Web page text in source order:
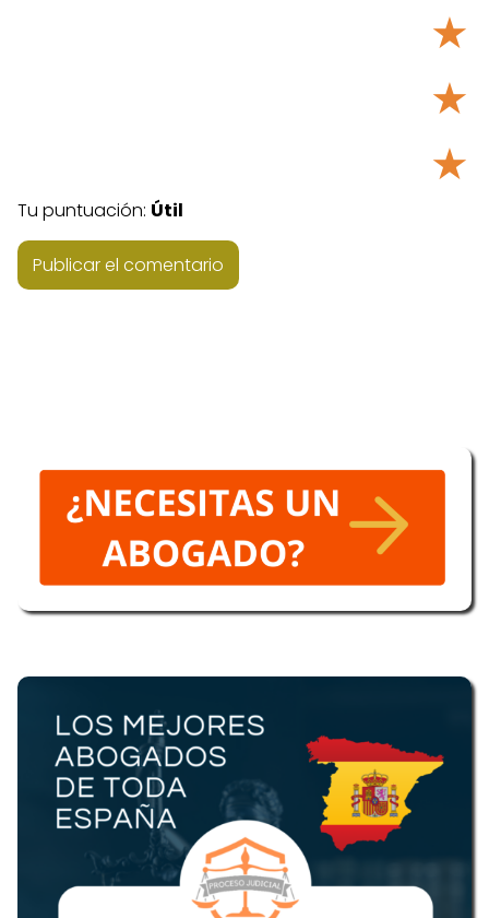
★
★
★
Tu puntuación: Útil